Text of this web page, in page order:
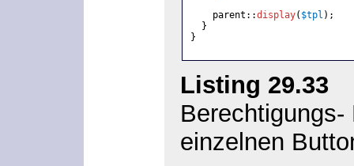
parent::display( $tpl );
}
}
Listing 29.33
einzelnen